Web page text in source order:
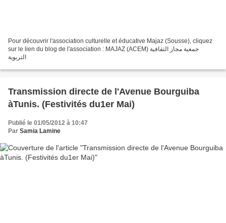
Pour découvrir l'association culturelle et éducative Majaz (Sousse), cliquez
sur le lien du blog de l'association : MAJAZ (ACEM) جمعية مجاز الثقافية
التربوية
Transmission directe de l'Avenue Bourguiba
àTunis. (Festivités du1er Mai)
Publié le 01/05/2012 à 10:47
Par Samia Lamine